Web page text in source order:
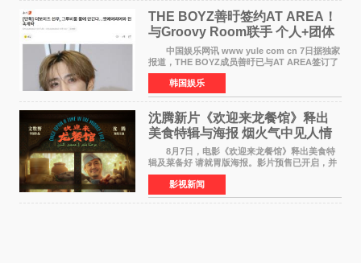
THE BOYZ善旴签约AT AREA！
与Groovy Room联手 个人+团体
活动并行
中国娱乐网讯 www yule com cn 7日据独家
报道，THE BOYZ成员善旴已与AT AREA签订了
专属合约。AT AREA是由知名制作人组合
Groovy Room创立的hip-hop厂牌，旗下拥有多
位实力派音乐人，在韩
韩国娱乐
沈腾新片《欢迎来龙餐馆》释出
美食特辑与海报 烟火气中见人情
温暖
8月7日，电影《欢迎来龙餐馆》释出美食特
辑及菜备好 请就胃版海报。影片预售已开启，并
将于8月8日至10日14:00-21:00举行全国超前点
映。电影《欢迎来龙餐馆》作为战争美食喜剧大
片，讲述了中国
影视新闻